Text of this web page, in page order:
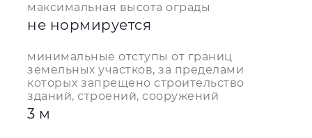
максимальная высота ограды
не нормируется
минимальные отступы от границ
земельных участков, за пределами
которых запрещено строительство
зданий, строений, сооружений
3 м